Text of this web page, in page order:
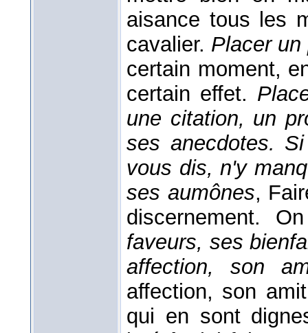
aisance tous les
cavalier. Placer
certain moment,
certain effet.
une citation, un
ses anecdotes.
vous dis, n'y
ses aumônes,
discernement.
faveurs, ses
affection, son
affection, son
qui en sont